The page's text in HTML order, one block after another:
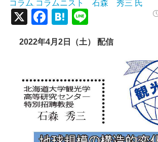
コラム コラムニスト 石森 秀三 氏
X Facebook
Hatena
2022年4月2日（土） 配信